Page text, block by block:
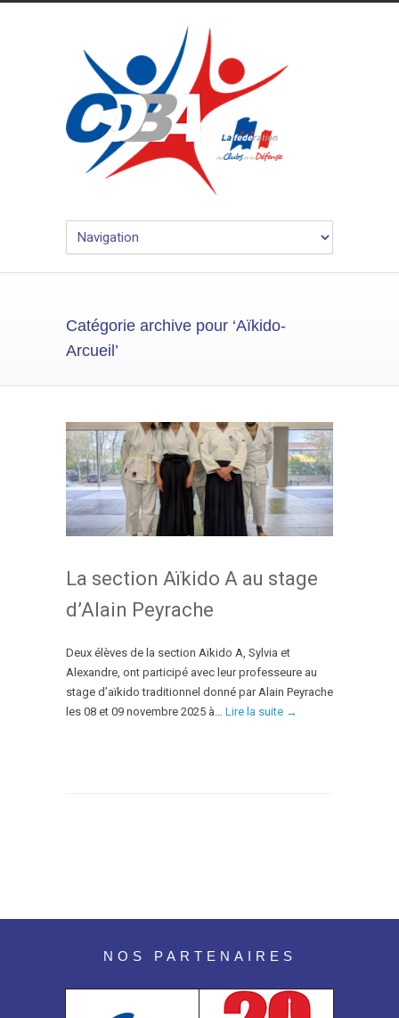
Catégorie archive pour ‘Aïkido-
Arcueil’
La section Aïkido A au stage
d’Alain Peyrache
Deux élèves de la section Aïkido A, Sylvia et
Alexandre, ont participé avec leur professeure au
stage d’aïkido traditionnel donné par Alain Peyrache
les 08 et 09 novembre 2025 à… Lire la suite →
NOS PARTENAIRES